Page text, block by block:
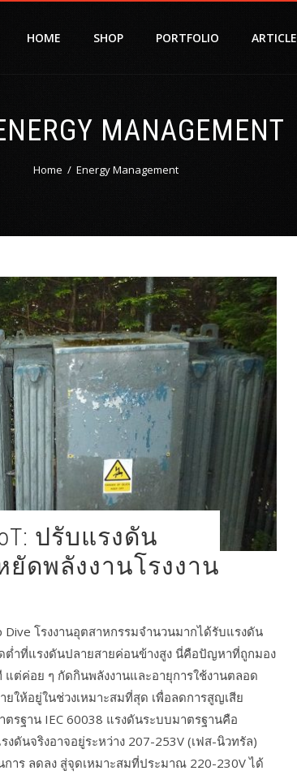
HOME SHOP PORTFOLIO ARTICLE
MANAGEMENT
Home Energy Management
ดพลังงานโรงงาน
โรงงานอุตสาหกรรมจำนวนมากได้รับแรงดัน
ต่ำที่แรงดันปลายสายค่อนข้างสูง นี่คือปัญหาที่ถูกมอง
ต่ค่อย ๆ กัดกินพลังงานและอายุการใช้งานตลอด
ให้อยู่ในช่วงเหมาะสมที่สุด เพื่อลดการสูญเสีย
รฐาน IEC 60038 แรงดันระบบมาตรฐานคือ
ดันจริงอาจอยู่ระหว่าง 207-253V (เฟส-นิวทรัล)
าร ลดลง สู่จุดเหมาะสมที่ประมาณ 220-230V ได้